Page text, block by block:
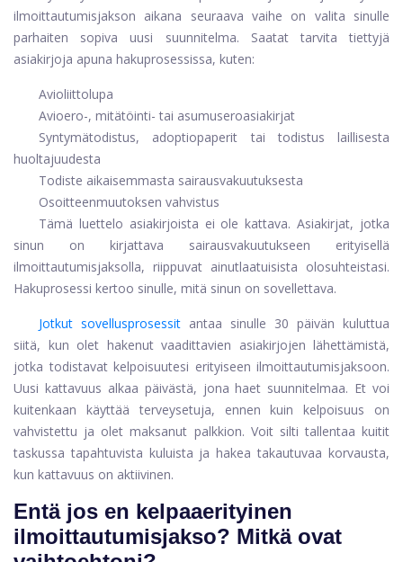
ilmoittautumisjakson aikana seuraava vaihe on valita sinulle
parhaiten sopiva uusi suunnitelma. Saatat tarvita tiettyjä
asiakirjoja apuna hakuprosessissa, kuten:
Avioliittolupa
Avioero-, mitätöinti- tai asumuseroasiakirjat
Syntymätodistus, adoptiopaperit tai todistus laillisesta
huoltajuudesta
Todiste aikaisemmasta sairausvakuutuksesta
Osoitteenmuutoksen vahvistus
Tämä luettelo asiakirjoista ei ole kattava. Asiakirjat, jotka
sinun on kirjattava sairausvakuutukseen erityisellä
ilmoittautumisjaksolla, riippuvat ainutlaatuisista olosuhteistasi.
Hakuprosessi kertoo sinulle, mitä sinun on sovellettava.
Jotkut sovellusprosessit antaa sinulle 30 päivän kuluttua
siitä, kun olet hakenut vaadittavien asiakirjojen lähettämistä,
jotka todistavat kelpoisuutesi erityiseen ilmoittautumisjaksoon.
Uusi kattavuus alkaa päivästä, jona haet suunnitelmaa. Et voi
kuitenkaan käyttää terveysetuja, ennen kuin kelpoisuus on
vahvistettu ja olet maksanut palkkion. Voit silti tallentaa kuitit
taskussa tapahtuvista kuluista ja hakea takautuvaa korvausta,
kun kattavuus on aktiivinen.
Entä jos en kelpaaerityinen
ilmoittautumisjakso? Mitkä ovat